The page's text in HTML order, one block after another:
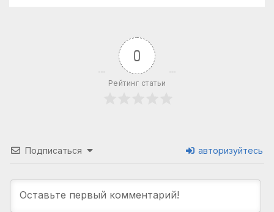
0
Рейтинг статьи
Подписаться авторизуйтесь